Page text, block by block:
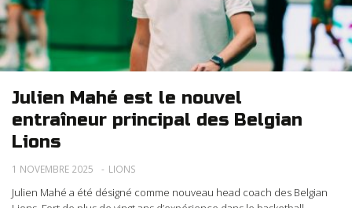
1 NOVEMBRE 2025 LIONS
Julien Mahé est le nouvel
entraîneur principal des Belgian
Lions
Julien Mahé a été désigné comme nouveau head coach des Belgian